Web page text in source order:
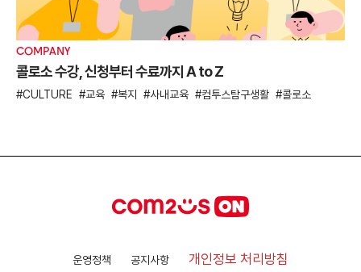
COMPANY
콜로소 수강, 신청부터 수료까지 A to Z
CULTURE 교육 복지 사내교육 컴투스탐구생활 콜로소
운영정책 공지사항 개인정보 처리방침